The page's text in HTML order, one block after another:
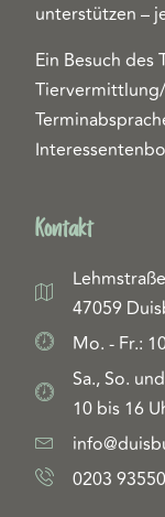
unterstützen –
Ein Besuch des
Kontakt
47059
Mo. - Fr.:
Sa., So.
10 bis 16
0203